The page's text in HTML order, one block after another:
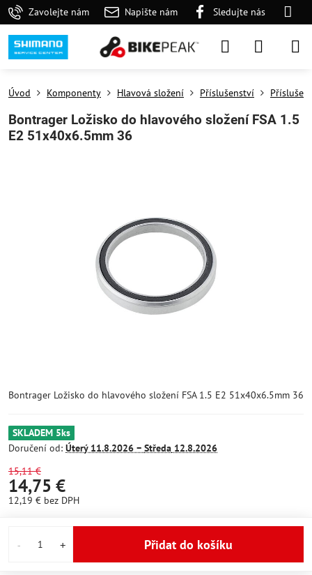
Zavolejte nám Napište nám Sledujte nás
Úvod Komponenty Hlavová složení Příslušenství
Bontrager Ložisko do hlavového složení FSA 1.5
E2 51x40x6.5mm 36
Bontrager Ložisko do hlavového složení FSA 1.5 E2 51x40x6.5mm 36
SKLADEM 5ks
Doručení od: Úterý11.8.2026 − Středa 12.8.2026
15,11 €
14,75 €
12,19 € bez DPH
Přidat do košíku